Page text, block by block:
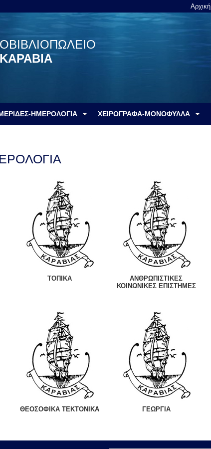
Αρχική
ΗΜΕΡΟΛΟΓΙΑ ΧΕΙΡΟΓΡΑΦΑ-ΜΟΝΟΦΥΛΛΑ
ΤΟΠΙΚΑ
ΑΝΘΡΩΠΙΣΤΙΚΕΣ
ΚΟΙΝΩΝΙΚΕΣ ΕΠΙΣΤΗΜΕΣ
ΘΕΟΣΟΦΙΚΑ ΤΕΚΤΟΝΙΚΑ ΓΕΩΡΓΙΑ